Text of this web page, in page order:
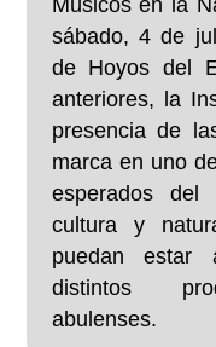
Músicos en la
sábado, 4 de
de Hoyos del
anteriores, la
presencia de
marca en uno
esperados del
cultura y
puedan estar
distintos
abulenses.